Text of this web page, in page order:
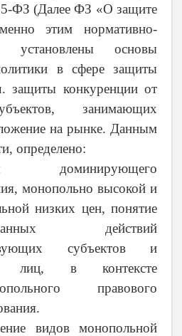
ФЗ (Далее ФЗ «О защите
этим нормативно-
установлены основы
в сфере защиты
защиты конкуренции от
занимающих
на рынке. Данным
определено:
доминирующего
монопольно высокой и
низких цен, понятие
действий
субъектов и
лиц, в контексте
правового
видов монопольной